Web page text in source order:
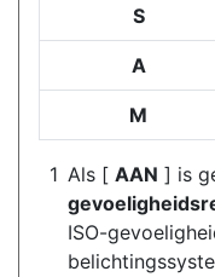
S
A
M
Als [ AAN ] is
ISO-